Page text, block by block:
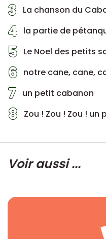
3 La chanson du
4 la partie de
5 Le Noel des petits
6 notre cane, cane,
7 un petit cabanon
8 Zou ! Zou ! Zou ! un
Voir aussi ...